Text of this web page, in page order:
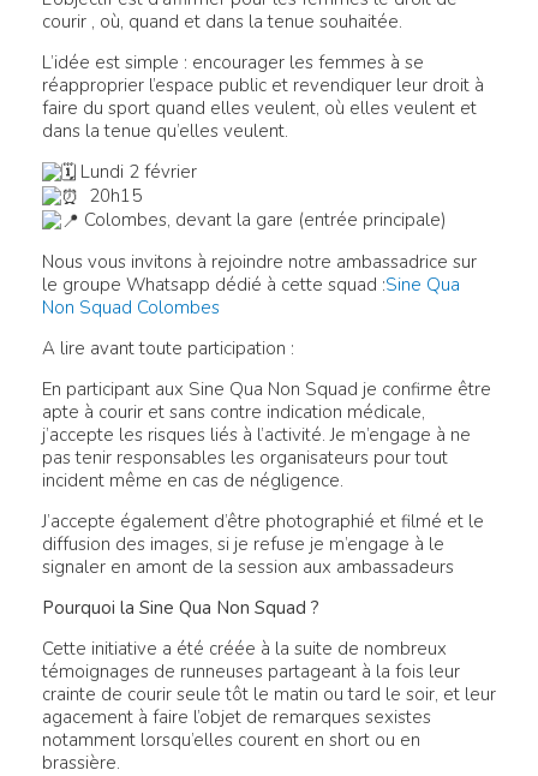
courir , où, quand et dans la tenue souhaitée.
L’idée est simple : encourager les femmes à se
réapproprier l’espace public et revendiquer leur droit à
faire du sport quand elles veulent, où elles veulent et
dans la tenue qu’elles veulent.
Lundi 2 février
20h15
Colombes, devant la gare (entrée principale)
Nous vous invitons à rejoindre notre ambassadrice sur
le groupe Whatsapp dédié à cette squad :Sine Qua
Non Squad Colombes
A lire avant toute participation :
En participant aux Sine Qua Non Squad je confirme être
apte à courir et sans contre indication médicale,
j’accepte les risques liés à l’activité. Je m’engage à ne
pas tenir responsables les organisateurs pour tout
incident même en cas de négligence.
J’accepte également d’être photographié et filmé et le
diffusion des images, si je refuse je m’engage à le
signaler en amont de la session aux ambassadeurs
Pourquoi la Sine Qua Non Squad ?
Cette initiative a été créée à la suite de nombreux
témoignages de runneuses partageant à la fois leur
crainte de courir seule tôt le matin ou tard le soir, et leur
agacement à faire l’objet de remarques sexistes
notamment lorsqu’elles courent en short ou en
brassière.